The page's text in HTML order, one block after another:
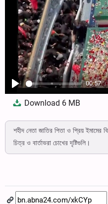
Play
00:57
Download 6 MB
শহীদ নেতা জাতির পিতা ও প্রিয় ইমামের
চিত্র ও বার্তাভরা চোখের দৃষ্টিগুলি।